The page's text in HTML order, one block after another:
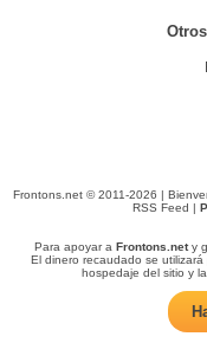
Frontons.net © 2011-2026 |
RSS Feed |
Para apoyar a Frontons.nety
El dinero recaudado se
hospedaje del sitio y